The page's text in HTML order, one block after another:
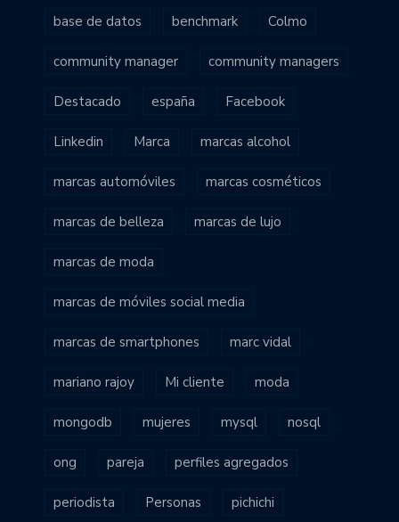
base de datos benchmark Colmo
community manager community managers
Destacado españa Facebook
Linkedin Marca marcas alcohol
marcas automóviles marcas cosméticos
marcas de belleza marcas de lujo
marcas de moda
marcas de móviles social media
marcas de smartphones marc vidal
mariano rajoy Mi cliente moda
mongodb mujeres mysql nosql
ong pareja perfiles agregados
periodista Personas pichichi